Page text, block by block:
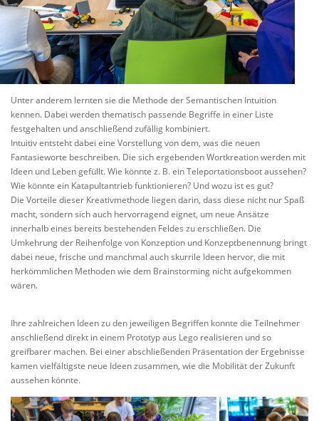
Unter anderem lernten sie die Methode der Semantischen Intuition
kennen. Dabei werden thematisch passende Begriffe in einer Liste
festgehalten und anschließend zufällig kombiniert.
Intuitiv entsteht dabei eine Vorstellung von dem, was die neuen
Fantasieworte beschreiben. Die sich ergebenden Wortkreation werden mit
Ideen und Leben gefüllt. Wie könnte z. B. ein Teleportationsboot aussehen?
Wie könnte ein Katapultantrieb funktionieren? Und wozu ist es gut?
Die Vorteile dieser Kreativmethode liegen darin, dass diese nicht nur Spaß
macht, sondern sich auch hervorragend eignet, um neue Ansätze
innerhalb eines bereits bestehenden Feldes zu erschließen. Die
Umkehrung der Reihenfolge von Konzeption und Konzeptbenennung bringt
dabei neue, frische und manchmal auch skurrile Ideen hervor, die mit
herkömmlichen Methoden wie dem Brainstorming nicht aufgekommen
wären.
Ihre zahlreichen Ideen zu den jeweiligen Begriffen konnte die Teilnehmer
anschließend direkt in einem Prototyp aus Lego realisieren und so
greifbarer machen. Bei einer abschließenden Präsentation der Ergebnisse
kamen vielfältigste neue Ideen zusammen, wie die Mobilität der Zukunft
aussehen könnte.